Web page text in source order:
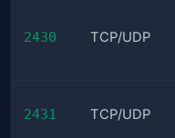
2430 TCP/UDP
2431 TCP/UDP